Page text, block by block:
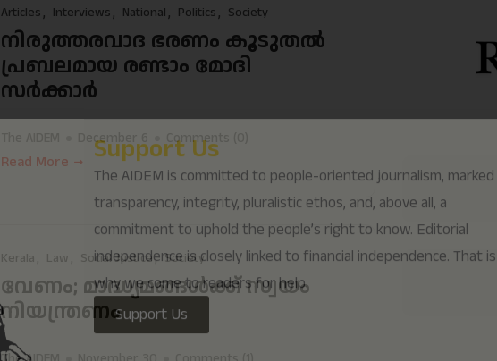
Articles Interviews National Politics Society
നിരുത്തരവാദ ഭരണം കൂടുതൽ
പ്രബലമായ രണ്ടാം മോദി
സർക്കാർ
December 6 Comments (
Read More
Kerala Law Social Justice Society
വേണം; മാദ്ധ്യമങ്ങൾക്ക് സ്വയം
നിയന്ത്രണം
commitment to uphold the people’s right to know. Editorial
independence is closely linked to financial independence. That is